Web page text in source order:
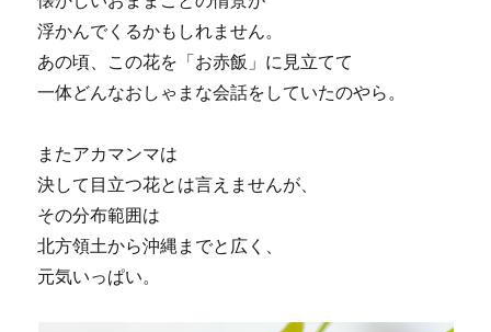
浮かんでくるかもしれません。
あの頃、この花を「お赤飯」に見立てて
一体どんなおしゃまな会話をしていたのやら。
またアカマンマは
決して目立つ花とは言えませんが、
その分布範囲は
北方領土から沖縄までと広く、
元気いっぱい。